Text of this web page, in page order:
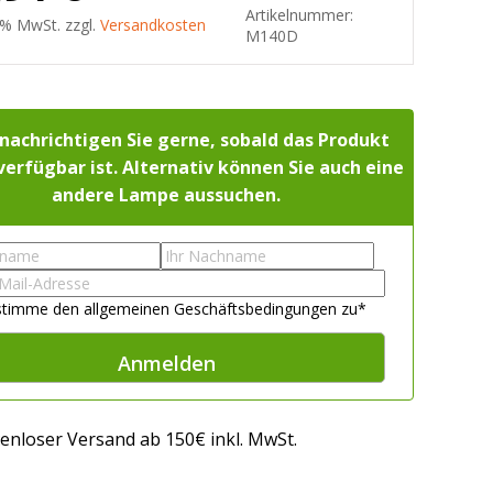
- wissen, was passt!
MwSt. zzgl. Versandkosten
Artikelnummer:
M140D
Sie gerne, sobald das Produkt
ist. Alternativ können Sie auch eine
andere Lampe aussuchen.
Last
name*
* den allgemeinen Geschäftsbedingungen zu*
Versand ab 150€ inkl. MwSt.